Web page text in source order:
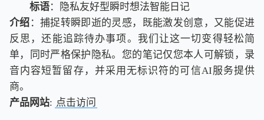
标语：隐私友好型瞬时想法智能日记
介绍 ：捕捉转瞬即逝的灵感，既能激发创意，又能促进
反思，还能追踪待办事项。我们让这一切变得轻松简
单，同时严格保护隐私。您的笔记仅您本人可解锁，录
音内容短暂留存，并采用无标识符的可信AI服务提供
商。
产品网站: 点击访问